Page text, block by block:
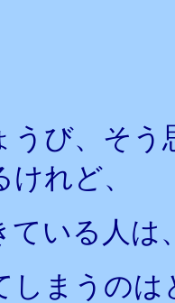
うび、そ
れど、
ている人
しまうの